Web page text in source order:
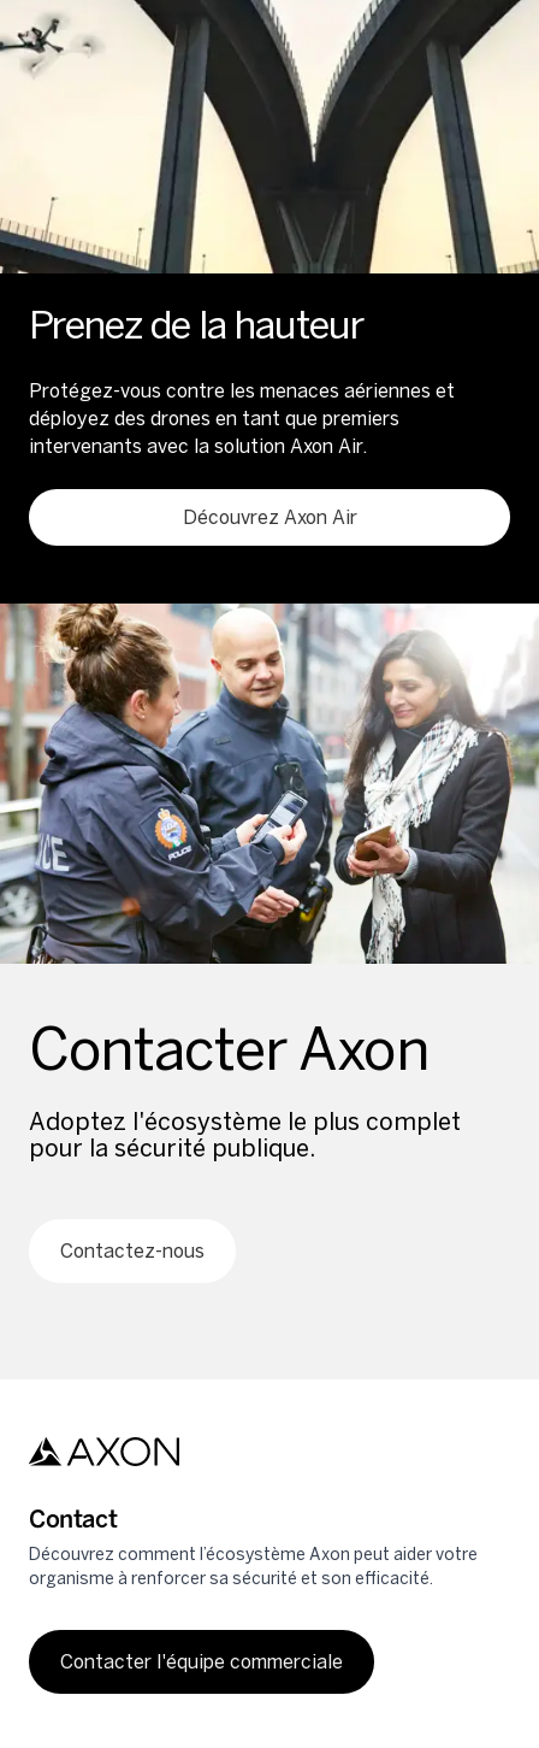
Prenez de la hauteur
Protégez-vous contre les menaces aériennes et
déployez des drones en tant que premiers
intervenants avec la solution Axon Air.
Découvrez Axon Air
Contacter Axon
Adoptez l'écosystème le plus complet
pour la sécurité publique.
Contactez-nous
Contact
Découvrez comment l’écosystème Axon peut aider votre
organisme à renforcer sa sécurité et son efficacité.
Contacter l'équipe commerciale